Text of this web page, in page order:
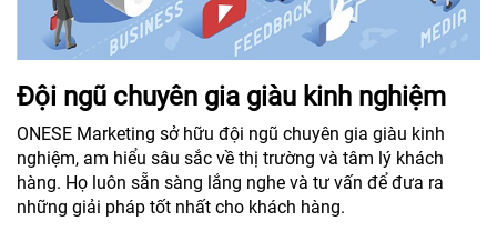
Đội ngũ chuyên gia giàu kinh nghiệm
ONESE Marketing sở hữu đội ngũ chuyên gia giàu kinh
nghiệm, am hiểu sâu sắc về thị trường và tâm lý khách
hàng. Họ luôn sẵn sàng lắng nghe và tư vấn để đưa ra
những giải pháp tốt nhất cho khách hàng.